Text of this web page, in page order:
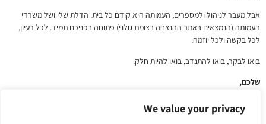
We value your privacy
אבל מעבר לניהול ולמספרים, העמותה היא קודם כל בית. הדלת שלי ושל משרדי
העמותה (הנמצאים באתר ההנצחה בצומת גולני) פתוחה בפניכם תמיד. לכל רעיון,
לכל בקשה ולכל יוזמה.
בואו לבקר, בואו להתנדב, בואו להיות חלק.
שלכם,
תא"ל (מיל') יואלי אור הוא "גולנצ'יק" שצמח מלמטה ומכיר כל אבן בדרך. הוא החל